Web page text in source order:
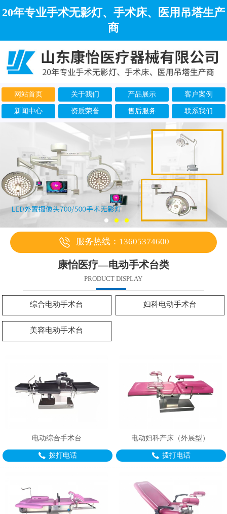
20年专业手术无影灯、手术床、医用吊塔生产
商
网站首页 关于我们 产品展示 客户案例
新闻中心 资质荣誉 售后服务 联系我们
服务热线：13605374600
康怡医疗—电动手术台类
PRODUCT DISPLAY
综合电动手术台 妇科电动手术台
美容电动手术台
电动综合手术台
拨打电话
电动妇科产床（外展型）
拨打电话